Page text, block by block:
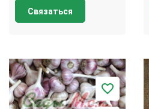
Связаться